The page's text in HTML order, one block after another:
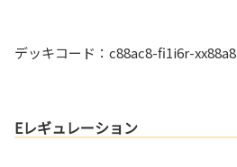
デッキコード：c88ac8-fi1i6r-xx88a8
Eレギュレーション